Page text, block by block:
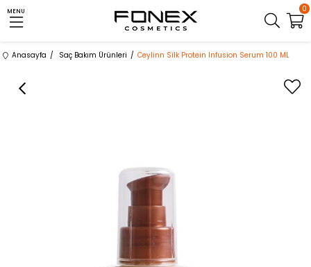
MENU 0
Anasayfa Saç Bakım Ürünleri Ceylinn Silk Protein Infusion Serum 100 ML